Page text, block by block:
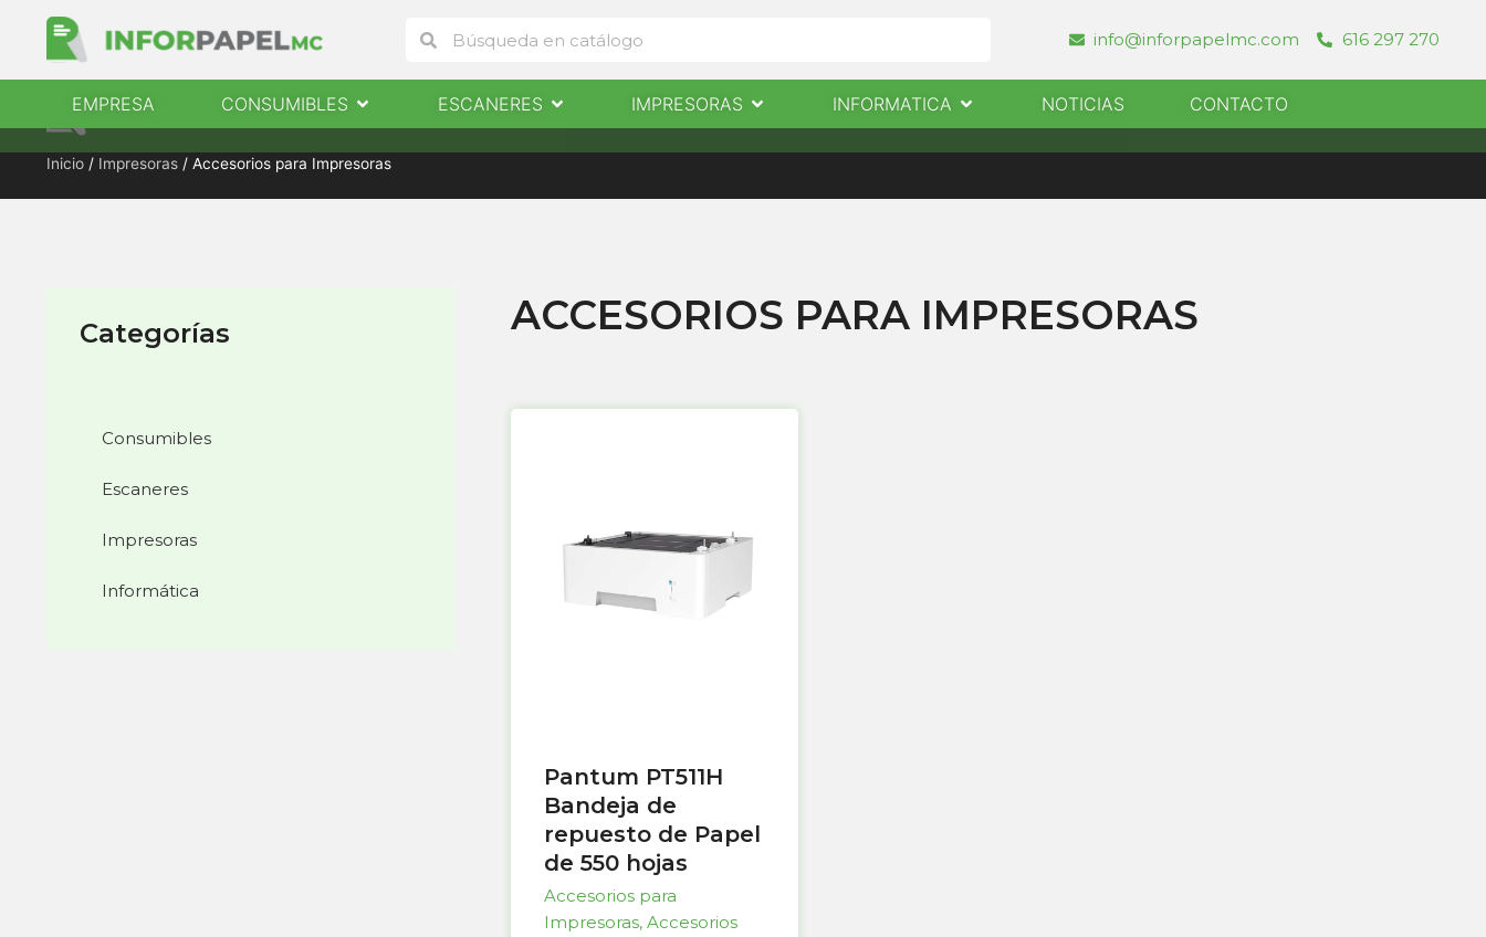
contenido
BuscarBuscar info@inforpapelmc.com 616 297 270
EMPRESA CONSUMIBLES ESCANERES IMPRESORAS INFORMÁTICA NOTICIAS CONTACTO
EMPRESA CONSUMIBLES Abrir Consumibles
ESCANERES Abrir EscaneresIMPRESORAS Abrir ImpresorasINFORMATICA Abrir InformaticaNOTICIAS CONTACTO
Inicio / Impresoras / Accesorios para Impresoras
Categorías
Consumibles
Escaneres
Impresoras
Informática
ACCESORIOS PARA IMPRESORAS
Pantum PT511H
Bandeja de
repuesto de Papel
de 550 hojas
Accesorios para
Impresoras, Accesorios